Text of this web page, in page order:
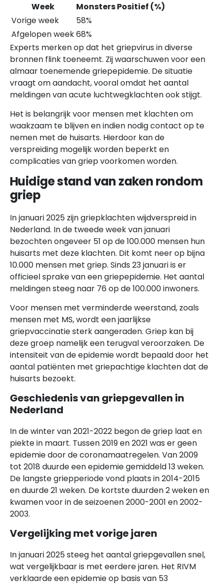
Week
Monsters Positief (%)
Vorige week
58%
Afgelopen week68%
Experts merken op dat het griepvirus in diverse
bronnen flink toeneemt. Zij waarschuwen voor een
almaar toenemende griepepidemie. De situatie
vraagt om aandacht, vooral omdat het aantal
meldingen van acute luchtwegklachten ook stijgt.
Het is belangrijk voor mensen met klachten om
waakzaam te blijven en indien nodig contact op te
nemen met de huisarts. Hierdoor kan de
verspreiding mogelijk worden beperkt en
complicaties van griep voorkomen worden.
Huidige stand van zaken rondom
griep
In januari 2025 zijn griepklachten wijdverspreid in
Nederland. In de tweede week van januari
bezochten ongeveer 51 op de 100.000 mensen hun
huisarts met deze klachten. Dit komt neer op bijna
10.000 mensen met griep. Sinds 23 januari is er
officieel sprake van een griepepidemie. Het aantal
meldingen steeg naar 76 op de 100.000 inwoners.
Voor mensen met verminderde weerstand, zoals
mensen met MS, wordt een jaarlijkse
griepvaccinatie sterk aangeraden. Griep kan bij
deze groep namelijk een terugval veroorzaken. De
intensiteit van de epidemie wordt bepaald door het
aantal patiënten met griepachtige klachten dat de
huisarts bezoekt.
Geschiedenis van griepgevallen in
Nederland
In de winter van 2021-2022 begon de griep laat en
piekte in maart. Tussen 2019 en 2021 was er geen
epidemie door de coronamaatregelen. Van 2009
tot 2018 duurde een epidemie gemiddeld 13 weken.
De langste griepperiode vond plaats in 2014-2015
en duurde 21 weken. De kortste duurden 2 weken en
kwamen voor in de seizoenen 2000-2001 en 2002-
2003.
Vergelijking met vorige jaren
In januari 2025 steeg het aantal griepgevallen snel,
wat vergelijkbaar is met eerdere jaren. Het RIVM
verklaarde een epidemie op basis van 53